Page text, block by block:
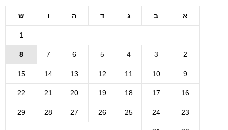
א ב ג ד ה ו ש
1
2
3
4
5
6
7
8
9
10
11
12
13
14
15
16
17
18
19
20
21
22
23
24
25
26
27
28
29